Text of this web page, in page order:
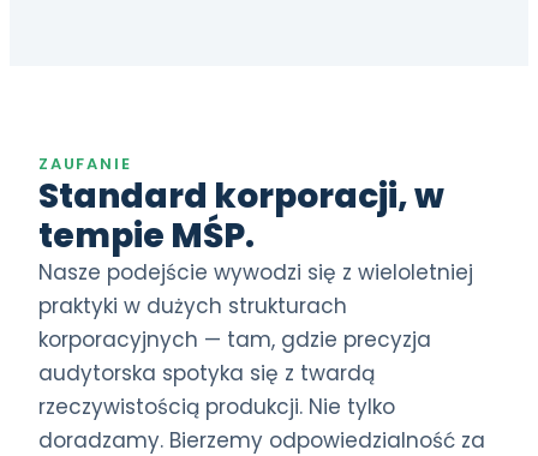
ZAUFANIE
Standard korporacji, w
tempie MŚP.
Nasze podejście wywodzi się z wieloletniej
praktyki w dużych strukturach
korporacyjnych — tam, gdzie precyzja
audytorska spotyka się z twardą
rzeczywistością produkcji. Nie tylko
doradzamy. Bierzemy odpowiedzialność za